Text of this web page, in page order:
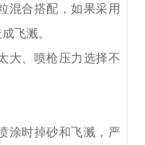
混合搭配，如果采用
飞溅。
、喷枪压力选择不
时掉砂和飞溅，严